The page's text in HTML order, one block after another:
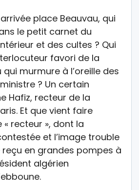
place Beauvau, qui
le petit carnet du
et des cultes ? Qui
favori de la
qui murmure à l’oreille des
? Un certain
Hafiz, recteur de la
Et que vient faire
recteur », dont la
et l’image trouble
reçu en grandes pompes à
algérien